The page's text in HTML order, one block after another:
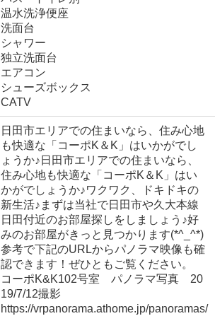
温水洗浄便座
洗面台
シャワー
独立洗面台
エアコン
シューズボックス
CATV
日田市エリアでの住まいなら、住み心地
も快適な「コーポK＆K」はいかがでし
ょうか♪日田市エリアでの住まいなら、
住み心地も快適な「コーポK＆K」はい
かがでしょうか♪ワクワク、ドキドキの
新生活♪まずは当社で日田市や久大本線
日田付近のお部屋探しをしましょう♪好
みのお部屋がきっと見つかります(*^_^*)
参考で下記のURLからパノラマ映像も確
認できます！ぜひともご覧ください。
コーポK&K102号室 パノラマ写真 20
19/7/12撮影
https://vrpanorama.athome.jp/panoramas/